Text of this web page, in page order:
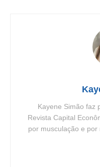
Kayene Simão faz
Revista Capital
por musculação e por